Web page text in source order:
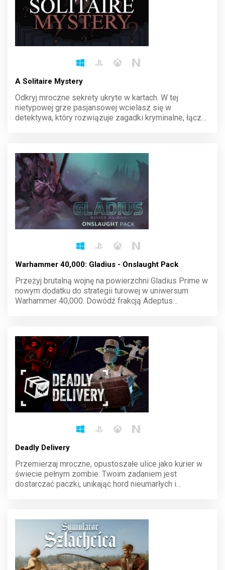
A Solitaire Mystery
Odkryj mroczne sekrety ukryte w kartach. W tej
nietypowej grze pasjansowej wcielasz się w
detektywa, który rozwiązuje zagadki kryminalne, łącząc
Warhammer 40,000: Gladius - Onslaught Pack
Przeżyj brutalną wojnę na powierzchni Gladius Prime w
nowym dodatku do strategii turowej w uniwersum
Warhammer 40,000. Dowódź frakcją Adeptus
zagłady.
Deadly Delivery
Przemierzaj mroczne, opustoszałe ulice jako kurier w
świecie pełnym zombie. Twoim zadaniem jest
dostarczać paczki, unikając hord nieumarłych i